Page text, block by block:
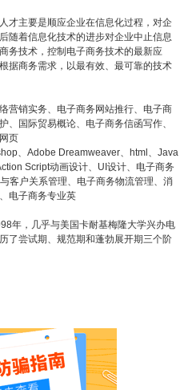
才主要是顺应企业在信息化过程，对企
随着信息化技术的进步对企业中止信息
务技术，控制电子商务技术的最新应
据商务需求，以最有效、最可靠的技术
营销实务、电子商务网站推行、电子商
、国际贸易概论、电子商务信函写作、
页
、Adobe Dreamweaver、html、Java
Script动画设计、UI设计、电子商务
客户关系管理、电子商务物流管理、消
电子商务专业英
年，几乎与美国卡耐基梅隆大学兴办电
了尝试期、规范期和蓬勃展开期三个阶